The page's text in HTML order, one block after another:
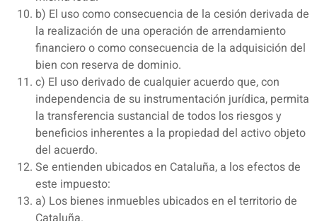
b) El uso como consecuencia de la cesión derivada de
la realización de una operación de arrendamiento
financiero o como consecuencia de la adquisición del
bien con reserva de dominio.
c) El uso derivado de cualquier acuerdo que, con
independencia de su instrumentación jurídica, permita
la transferencia sustancial de todos los riesgos y
beneficios inherentes a la propiedad del activo objeto
del acuerdo.
Se entienden ubicados en Cataluña, a los efectos de
este impuesto:
a) Los bienes inmuebles ubicados en el territorio de